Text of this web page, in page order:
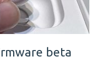
beta